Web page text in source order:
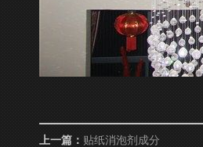
上一篇： 贴纸消泡剂成分